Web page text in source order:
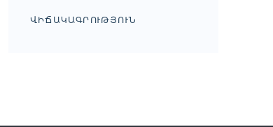
ՎԻՃԱԿԱԳՐՈՒԹՅՈՒՆ